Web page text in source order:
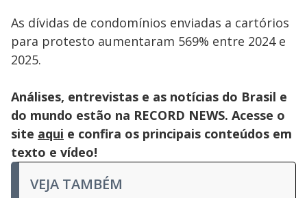
As dívidas de condomínios enviadas a cartórios
para protesto aumentaram 569% entre 2024 e
2025.
Análises, entrevistas e as notícias do Brasil e
do mundo estão na RECORD NEWS. Acesse o
site aqui e confira os principais conteúdos em
texto e vídeo!
VEJA TAMBÉM